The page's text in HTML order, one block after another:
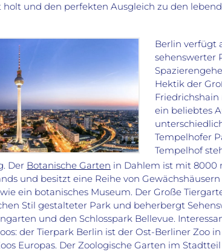
holt und den perfekten Ausgleich zu den
Berlin verfügt
sehenswerter
Hektik der
Friedrichshain
ein beliebtes
Tempelhofer
Tempelhof
Der Botanische Garten in Dahlem ist mit 8000
und besitzt eine Reihe von
ein botanisches Museum. Der Große
Stil gestalteter Park und beherbergt
und den Schlosspark Bellevue.
der Tierpark Berlin ist der Ost-Berliner Zoo
Europas. Der Zoologische Garten im